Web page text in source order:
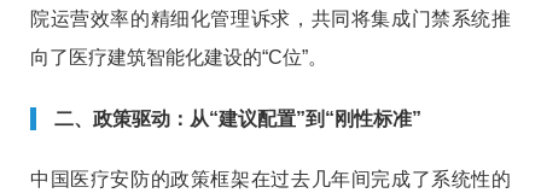
院运营效率的精细化管理诉求，共同将集成门禁系统推
向了医疗建筑智能化建设的“C位”。
二、政策驱动：从“建议配置”到“刚性标准”
中国医疗安防的政策框架在过去几年间完成了系统性的